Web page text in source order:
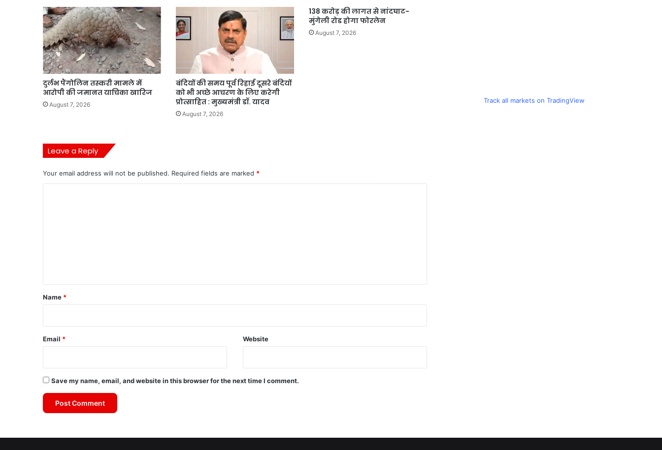
दुर्लभ पैंगोलिन तस्करी मामले में
आरोपी की जमानत याचिका खारिज
August 7, 2026
बंदियों की समय पूर्व रिहाई दूसरे बंदियों
को भी अच्छे आचरण के लिए करेगी
प्रोत्साहित : मुख्यमंत्री डॉ. यादव
August 7, 2026
138 करोड़ की लागत से नांदघाट-
मुंगेली रोड होगा फोरलेन
August 7, 2026
Leave a Reply
Your email address will not be published. Required fields are marked *
*
Name *
Email * Website
Save my name, email, and website in this browser for the next time I comment.
Track all markets on TradingView